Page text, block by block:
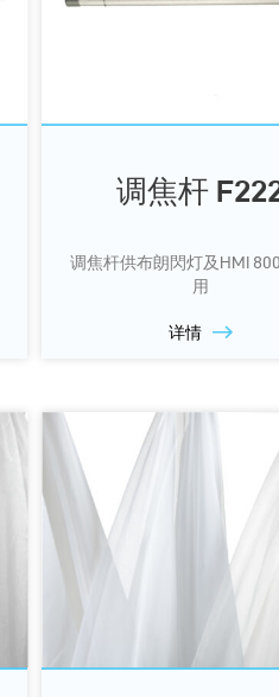
调焦杆
调焦杆供布朗閃灯及HMI
用
详情